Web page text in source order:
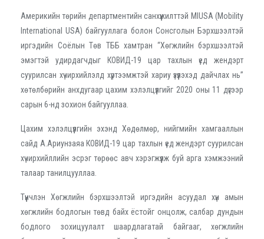
Америкийн төрийн департментийн санхүүжилттэй MIUSA (Mobility
International USA) байгууллага болон Сонсголын Бэрхшээлтэй
иргэдийн Соёлын Төв ТББ хамтран “Хөгжлийн бэрхшээлтэй
эмэгтэй удирдагчдыг КОВИД-19 цар тахлын үед жендэрт
суурилсан хүчирхийлэлд хүртээмжтэй хариу үзүүлэхэд дайчлах нь”
хөтөлбөрийн анхдугаар цахим хэлэлцүүлгийг 2020 оны 11 дүгээр
сарын 6-нд зохион байгууллаа.
Цахим хэлэлцүүлгийн эхэнд Хөдөлмөр, нийгмийн хамгааллын
сайд А.Ариунзаяа КОВИД-19 цар тахлын үед жендэрт суурилсан
хүчирхийллийн эсрэг төрөөс авч хэрэгжүүлж буй арга хэмжээний
талаар танилцууллаа.
Түүнчлэн Хөгжлийн бэрхшээлтэй иргэдийн асуудал хүн амын
хөгжлийн бодлогын төвд байх ёстойг онцолж, салбар дундын
бодлого зохицуулалт шаардлагатай байгааг, хөгжлийн